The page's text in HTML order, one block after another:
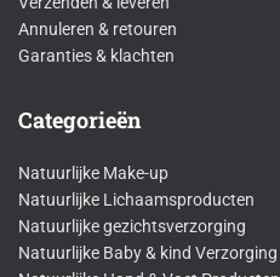
Annuleren & retouren
Garanties & klachten
Categorieën
Natuurlijke Make-up
Natuurlijke Lichaamsproducten
Natuurlijke gezichtsverzorging
Natuurlijke Baby & kind Verzorging